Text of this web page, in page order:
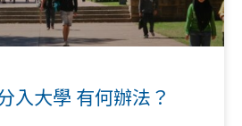
入大學 有何辦法？